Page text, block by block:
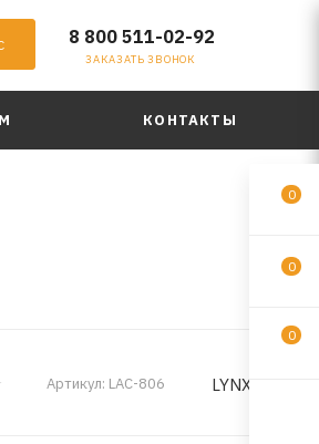
8 800 511-02-92
ЗАКАЗАТЬ ЗВОНОК
КОНТАКТЫ
Артикул: LAC-806 LYNXauto
0
0
0